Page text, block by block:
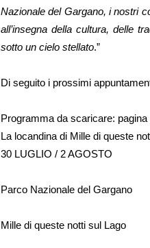
Nazionale del Gargano, i nostri
all’insegna della cultura, delle
sotto un cielo stellato.”
Di seguito i prossimi
Programma da scaricare: pagina
La locandina di Mille di queste
30 LUGLIO / 2 AGOSTO
Parco Nazionale del Gargano
Mille di queste notti sul Lago